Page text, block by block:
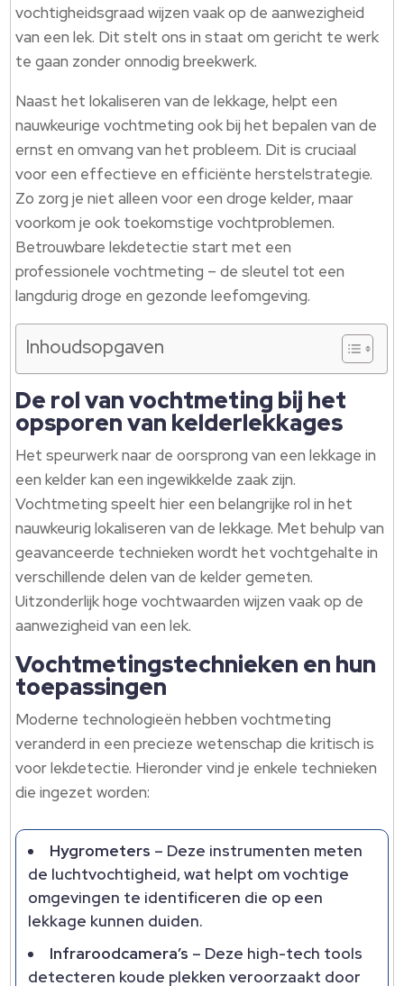
vochtigheidsgraad wijzen vaak op de aanwezigheid
van een lek. Dit stelt ons in staat om gericht te werk
te gaan zonder onnodig breekwerk.
Naast het lokaliseren van de lekkage, helpt een
nauwkeurige vochtmeting ook bij het bepalen van de
ernst en omvang van het probleem. Dit is cruciaal
voor een effectieve en efficiënte herstelstrategie.
Zo zorg je niet alleen voor een droge kelder, maar
voorkom je ook toekomstige vochtproblemen.
Betrouwbare lekdetectie start met een
professionele vochtmeting – de sleutel tot een
langdurig droge en gezonde leefomgeving.
Inhoudsopgaven
De rol van vochtmeting bij het
opsporen van kelderlekkages
Het speurwerk naar de oorsprong van een lekkage in
een kelder kan een ingewikkelde zaak zijn.
Vochtmeting speelt hier een belangrijke rol in het
nauwkeurig lokaliseren van de lekkage. Met behulp van
geavanceerde technieken wordt het vochtgehalte in
verschillende delen van de kelder gemeten.
Uitzonderlijk hoge vochtwaarden wijzen vaak op de
aanwezigheid van een lek.
Vochtmetingstechnieken en hun
toepassingen
Moderne technologieën hebben vochtmeting
veranderd in een precieze wetenschap die kritisch is
voor lekdetectie. Hieronder vind je enkele technieken
die ingezet worden:
Hygrometers – Deze instrumenten meten
de luchtvochtigheid, wat helpt om vochtige
omgevingen te identificeren die op een
lekkage kunnen duiden.
Infraroodcamera’s – Deze high-tech tools
detecteren koude plekken veroorzaakt door